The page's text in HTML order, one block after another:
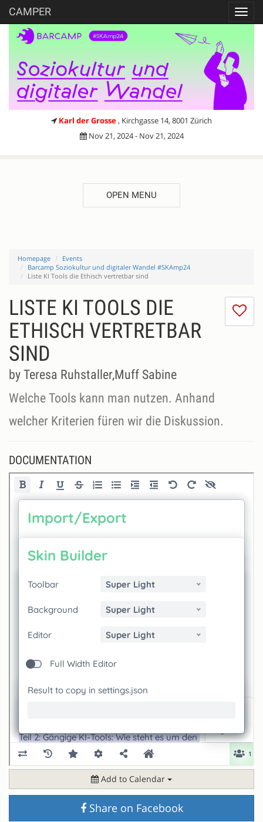
CAMPER
Karl der Grosse , Kirchgasse 14, 8001 Zürich
Nov 21, 2024 - Nov 21, 2024
OPEN MENU
Homepage
Events
Barcamp Soziokultur und digitaler Wandel #SKAmp24
Liste KI Tools die Ethisch vertretbar sind
I
LISTE KI TOOLS DIE
ETHISCH VERTRETBAR
SIND
by Teresa Ruhstaller,Muff Sabine
Welche Tools kann man nutzen. Anhand
welcher Kriterien füren wir die Diskussion.
DOCUMENTATION
Add to Calendar
Share on Facebook